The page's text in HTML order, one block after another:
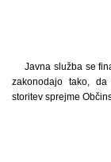
Javna služba se
zakonodajo tako,
storitev sprejme